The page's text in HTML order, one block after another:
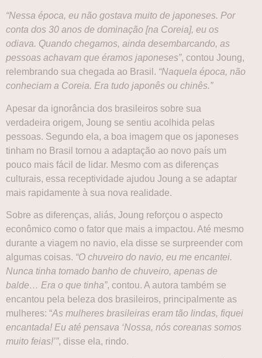
“Nessa época, eu não gostava muito de japoneses. Por
conta dos 30 anos de dominação [na Coreia], eu os
odiava. Quando chegamos, ainda desembarcando, as
pessoas achavam que éramos japoneses”, contou Joung,
relembrando sua chegada ao Brasil. “Naquela época, não
conheciam a Coreia. Era tudo japonês ou chinês.”
Apesar da ignorância dos brasileiros sobre sua
verdadeira origem, Joung se sentiu acolhida pelas
pessoas. Segundo ela, a boa imagem que os japoneses
tinham no Brasil tornou a adaptação ao novo país um
pouco mais fácil de lidar. Mesmo com as diferenças
culturais, essa receptividade ajudou Joung a se adaptar
mais rapidamente à sua nova realidade.
Sobre as diferenças, aliás, Joung reforçou o aspecto
econômico como o fator que mais a impactou. Até mesmo
durante a viagem no navio, ela disse se surpreender com
algumas coisas. “O chuveiro do navio, eu me encantei.
Nunca tinha tomado banho de chuveiro, apenas de
balde… Era o que tinha”, contou. A autora também se
encantou pela beleza dos brasileiros, principalmente as
mulheres: “As mulheres brasileiras eram tão lindas, fiquei
encantada! Eu até pensava ‘Nossa, nós coreanas somos
muito feias!’”, disse ela, rindo.